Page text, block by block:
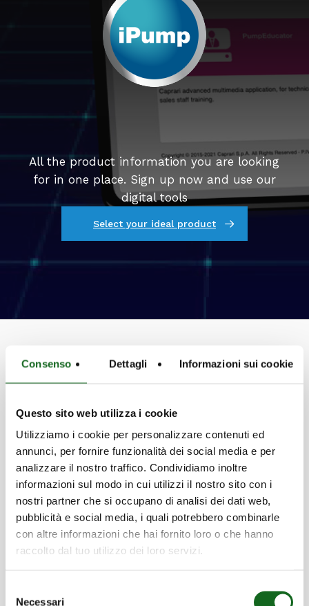
Consenso Dettagli Informazioni sui cookie
Questo sito web utilizza i cookie
Utilizziamo i cookie per personalizzare contenuti ed
annunci, per fornire funzionalità dei social media e per
analizzare il nostro traffico. Condividiamo inoltre
informazioni sul modo in cui utilizzi il nostro sito con i
nostri partner che si occupano di analisi dei dati web,
pubblicità e social media, i quali potrebbero combinarle
con altre informazioni che hai fornito loro o che hanno
raccolto dal tuo utilizzo dei loro servizi.
Necessari
All the product information you are looking
for in one place. Sign up now and use our
digital tools
Select your ideal product
Innovation
Patents and exclusive systems to meet all
types of needs
Scopri di più